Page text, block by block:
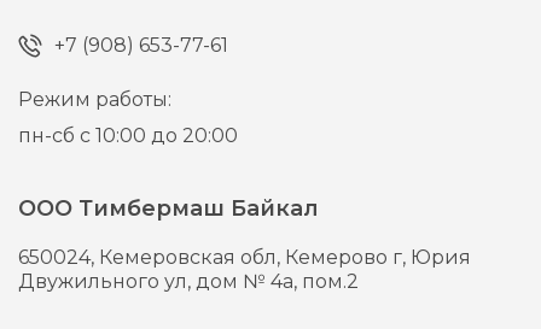
+7 (908) 653-77-61
Режим работы:
пн-сб с 10:00 до 20:00
ООО Тимбермаш Байкал
650024, Кемеровская обл, Кемерово г, Юрия
Двужильного ул, дом № 4а, пом.2